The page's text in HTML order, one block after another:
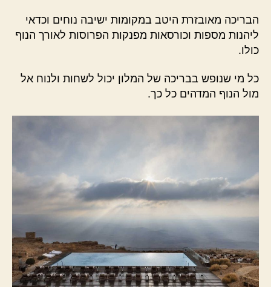
הבריכה מאובזרת היטב במקומות ישיבה נוחים וכדאי
ליהנות מספות וכורסאות מפנקות הפרוסות לאורך הנוף
כולו.
כל מי שנופש בבריכה של המלון יכול לשחות ולנוח אל
מול הנוף המדהים כל כך.